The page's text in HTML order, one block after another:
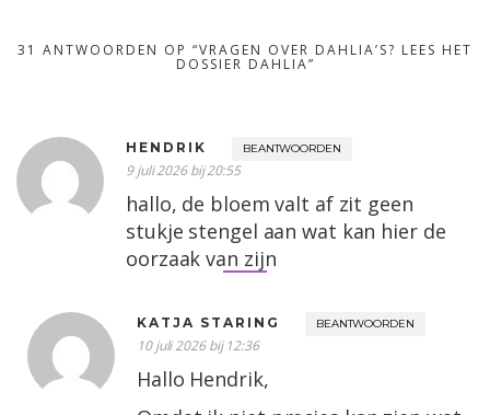
31 ANTWOORDEN OP “VRAGEN OVER DAHLIA’S? LEES HET
DOSSIER DAHLIA”
HENDRIK BEANTWOORDEN
9 juli 2026 bij 20:55
hallo, de bloem valt af zit geen
stukje stengel aan wat kan hier de
oorzaak van zijn
KATJA STARING BEANTWOORDEN
10 juli 2026 bij 12:36
Hallo Hendrik,